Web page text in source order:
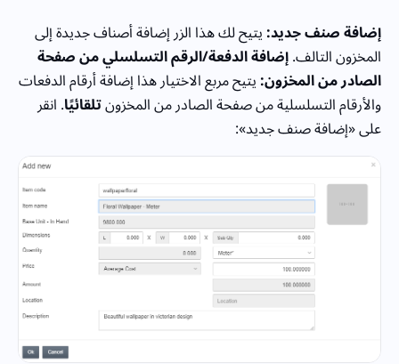
إضافة صنف جديد:يتيح لك هذا الزر إضافة أصناف جديدة إلى
المخزون التالف.إضافة الدفعة/الرقم التسلسلي من صفحة
الصادر من المخزون:يتيح مربع الاختيار هذا إضافة أرقام الدفعات
والأرقام التسلسلية من صفحة الصادر من المخزونتلقائيًا. انقر
على «إضافة صنف جديد»: